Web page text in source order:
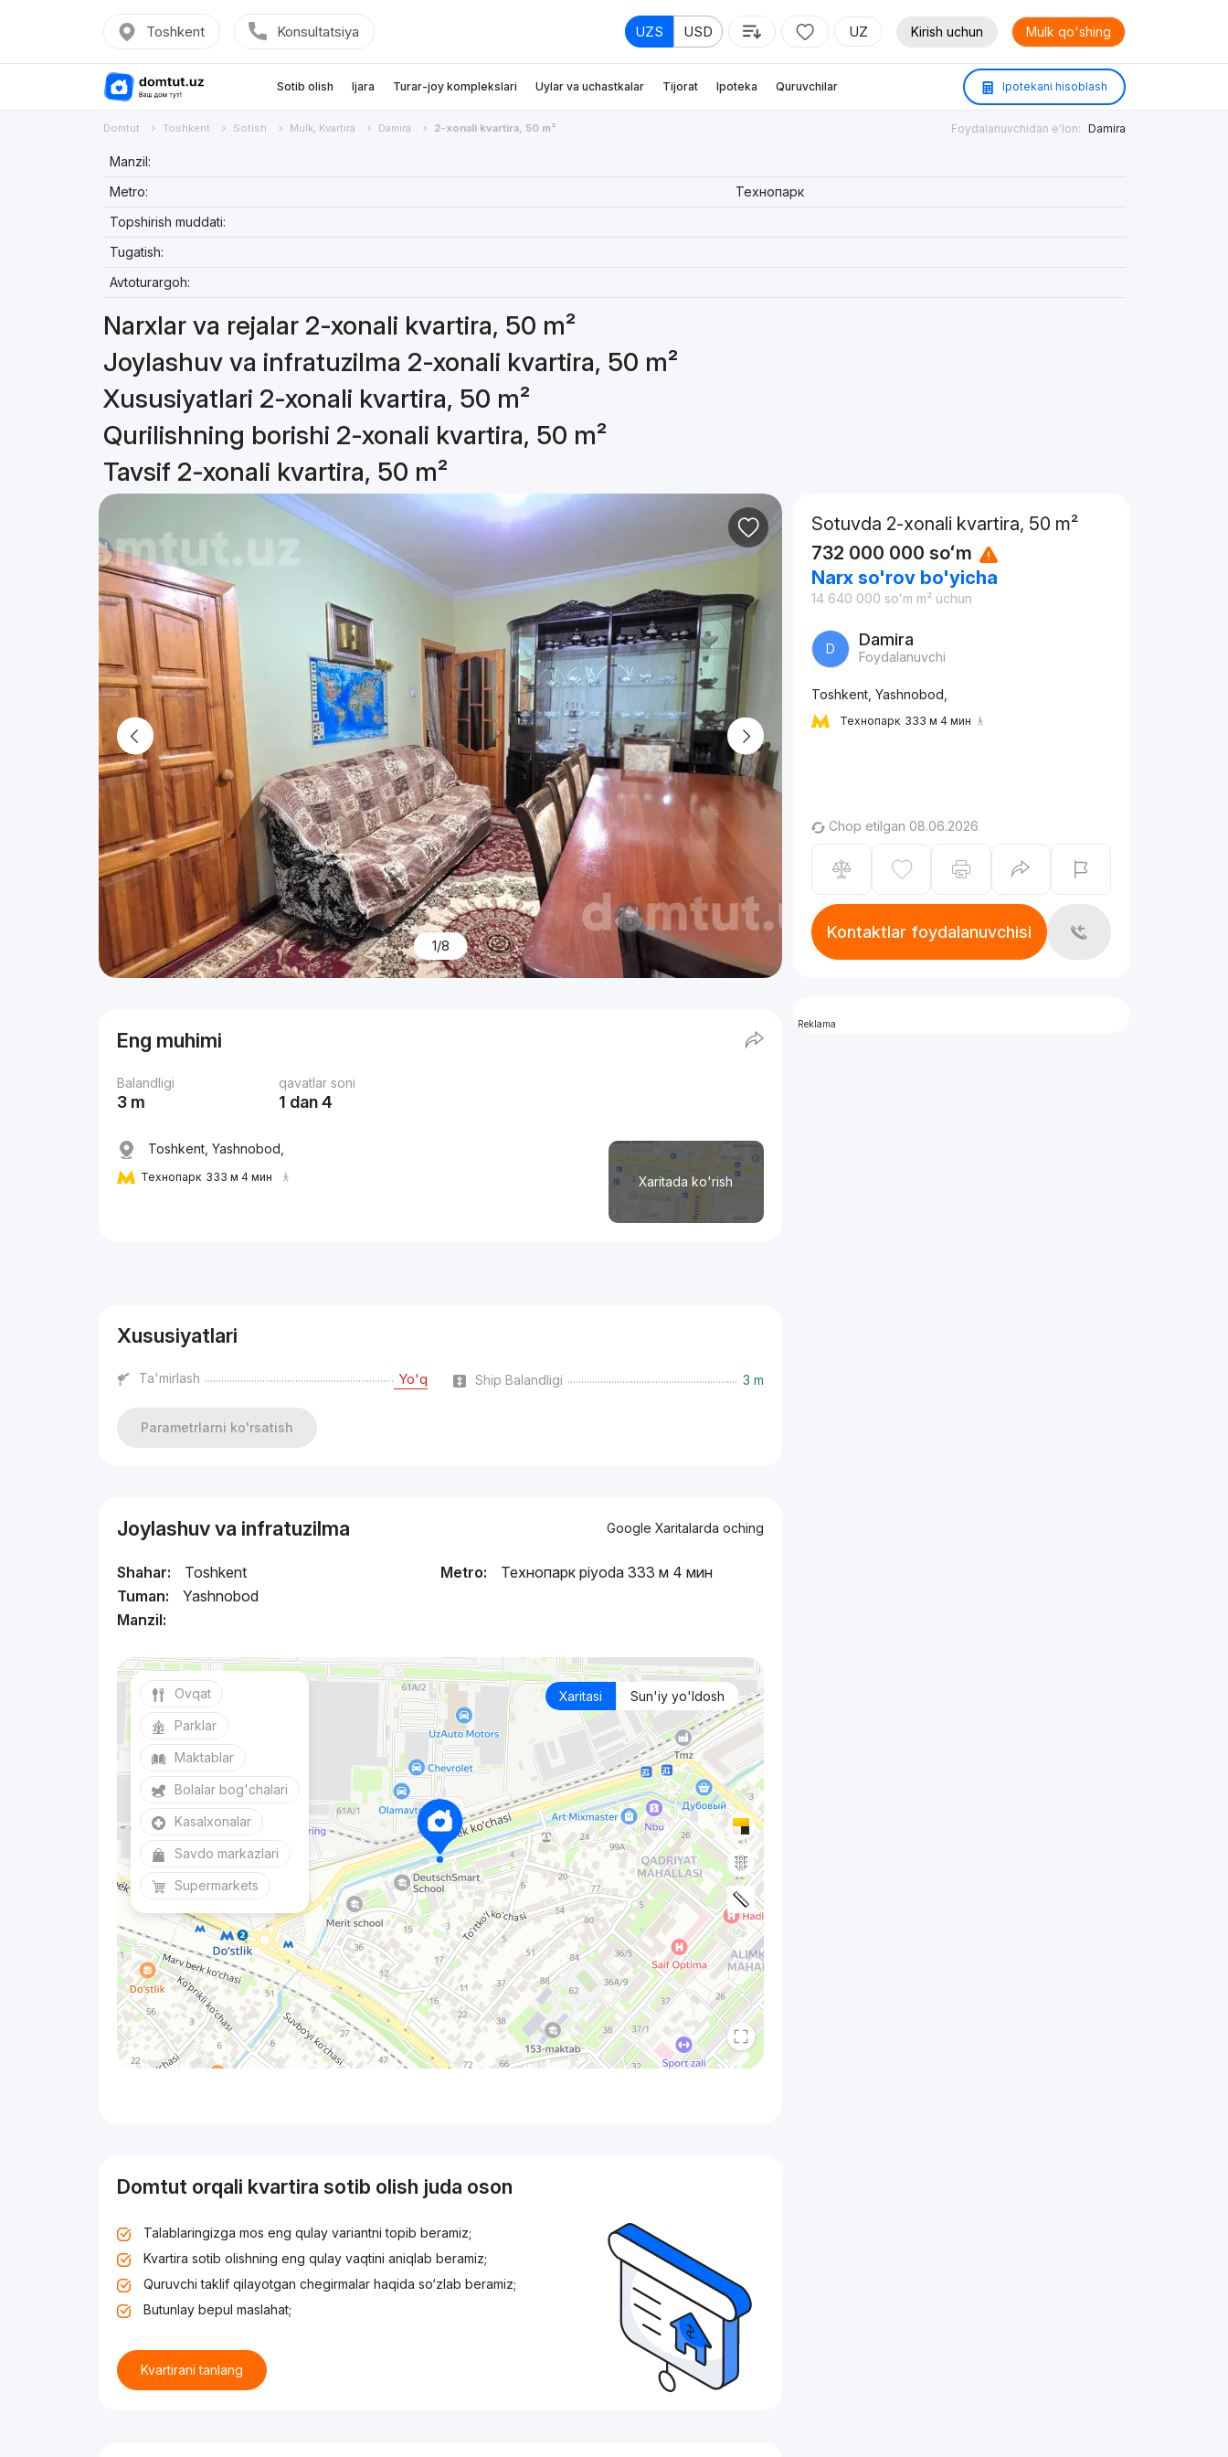
Toshkent Konsultatsiya UZS USD UZ Kirish uchun Mulk qo'shing
Sotib olish Ijara Turar-joy komplekslari Uylar va uchastkalar Tijorat Ipoteka Quruvchilar Ipotekani hisoblash
Domtut Toshkent Sotish Mulk, Kvartira Damira 2-xonali kvartira, 50 m² Foydalanuvchidan e'lon: Damira
Manzil:
Metro:
Технопарк
Topshirish muddati:
Tugatish:
Avtoturargoh:
Narxlar va rejalar 2-xonali kvartira, 50 m²
Joylashuv va infratuzilma 2-xonali kvartira, 50 m²
Xususiyatlari 2-xonali kvartira, 50 m²
Qurilishning borishi 2-xonali kvartira, 50 m²
Tavsif 2-xonali kvartira, 50 m²
1/8
Eng muhimi
Balandligi
3 m
qavatlar soni
1 dan 4
Xaritada ko'rish
Toshkent, Yashnobod,
Технопарк 333 м 4 мин
Xususiyatlari
Ta'mirlash Yo'q Ship Balandligi 3 m
Parametrlarni ko'rsatish
Joylashuv va infratuzilma Google Xaritalarda oching
Shahar:
Toshkent
Tuman:
Yashnobod
Manzil:
Metro: Технопарк piyoda 333 м 4 мин
Xaritasi Sun'iy yo'ldosh
Ovqat
Parklar
Maktablar
Bolalar bog'chalari
Kasalxonalar
Savdo markazlari
Supermarkets
Domtut orqali kvartira sotib olish juda oson
Talablaringizga mos eng qulay variantni topib beramiz;
Kvartira sotib olishning eng qulay vaqtini aniqlab beramiz;
Quruvchi taklif qilayotgan chegirmalar haqida so‘zlab beramiz;
Butunlay bepul maslahat;
Kvartirani tanlang
Sotuvda 2-xonali kvartira, 50 m²
732 000 000 soʻm
Narx so'rov bo'yicha
14 640 000 soʻm m² uchun
D Damira
Foydalanuvchi
Toshkent, Yashnobod,
Технопарк 333 м 4 мин
Chop etilgan 08.06.2026
Kontaktlar foydalanuvchisi
Reklama